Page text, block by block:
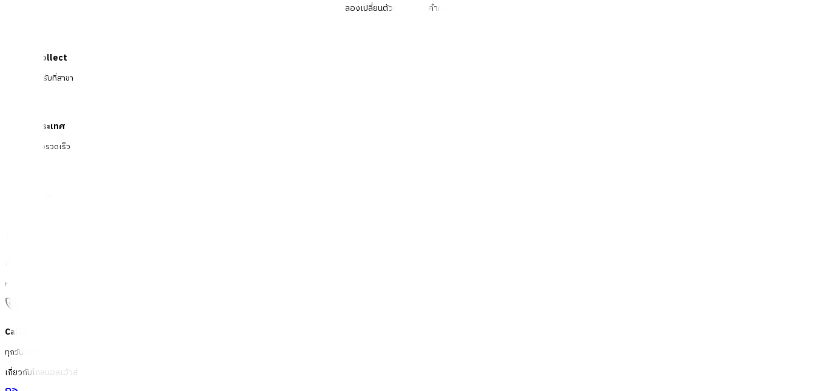
ลองเปลี่ยนตัวกรองหรือคำค้นหาใหม่
Click & Collect
สั่งออนไลน์ รับที่สาขา
จัดส่งทั่วประเทศ
บริการจัดส่งรวดเร็ว
หลากหลายช่องทาง
Call Center 1160
ทุกวัน 08:00 - 20:00 น.
เกี่ยวกับโกลบอลเฮ้าส์